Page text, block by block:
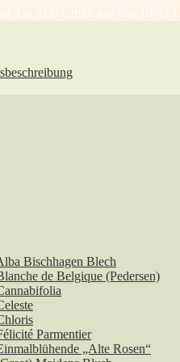
Am 31.07.2026 nur von 10-13
Bischhagen Blech
de Belgique (Pedersen)
Parmentier
„Alte Rosen“